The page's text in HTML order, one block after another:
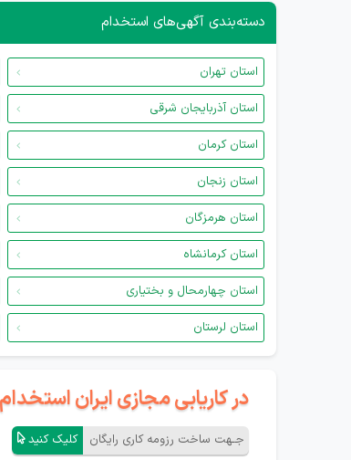
دسته‌بندی آگهی‌های استخدام
استان تهران
استان آذربایجان شرقی
استان کرمان
استان زنجان
استان هرمزگان
استان کرمانشاه
استان چهارمحال و بختیاری
استان لرستان
در کاریابی مجازی ایران
جـهت ساخت رزومه کاری رایگان کلیک کنید